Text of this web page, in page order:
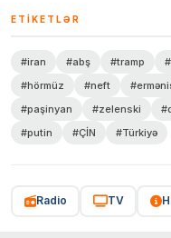
ETIKETLƏR
#iran #abş #tramp
#hörmüz
#neft
#paşinyan
#zelenski
#putin
#ÇİN #Türkiyə
Radio TV